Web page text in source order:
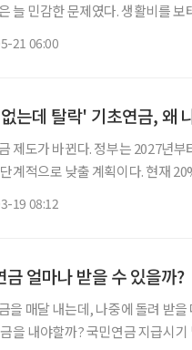
늘 민감한 문제였다. 생활비를
21 06:00
는데 탈락' 기초연금, 왜
제도가 바뀐다. 정부는 2027년
계적으로 낮출 계획이다. 현재
19 08:12
금 얼마나 받을 수 있을까?
을 매달 내는데, 나중에 돌려 받
을 내야할까? 국민연금 지급시